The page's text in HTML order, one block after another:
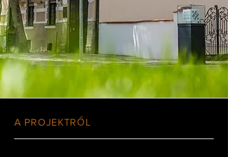
A PROJEKTRŐL